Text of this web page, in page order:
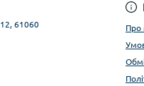
12, 61060
Про